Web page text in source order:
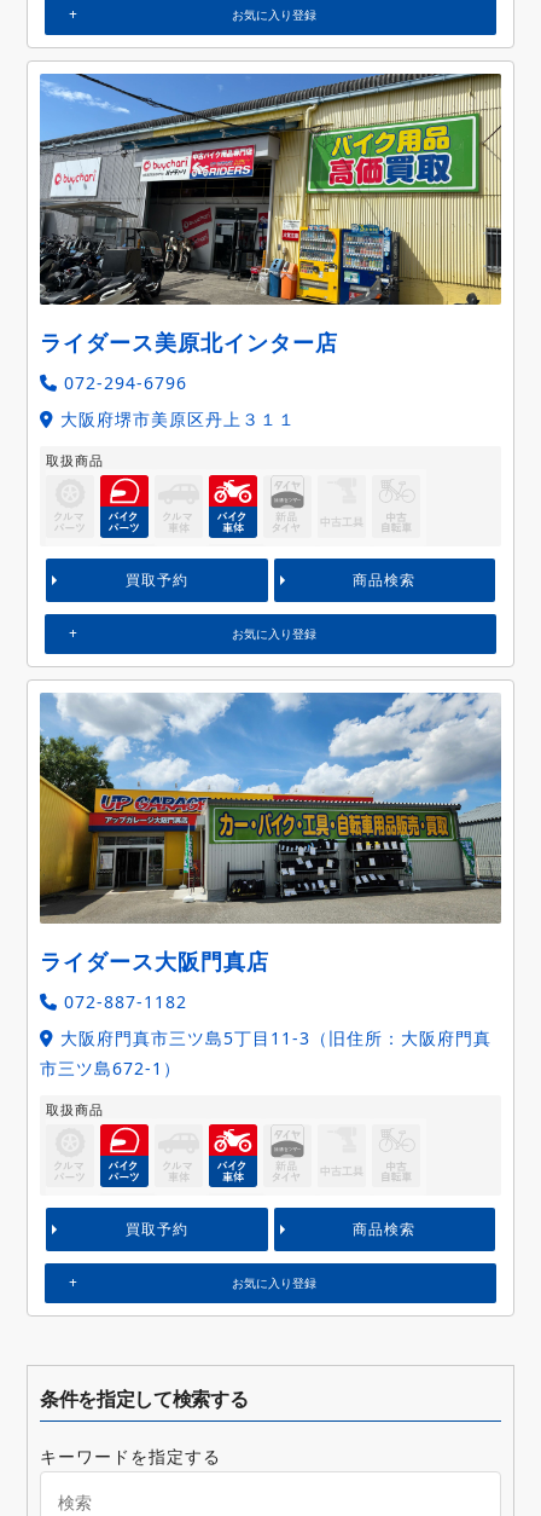
お気に入り登録
ライダース美原北インター店
072-294-6796
大阪府堺市美原区丹上３１１
取扱商品
買取予約 商品検索
お気に入り登録
ライダース大阪門真店
072-887-1182
大阪府門真市三ツ島5丁目11-3（旧住所：大阪府門真
市三ツ島672-1）
取扱商品
買取予約 商品検索
お気に入り登録
条件を指定して検索する
キーワードを指定する